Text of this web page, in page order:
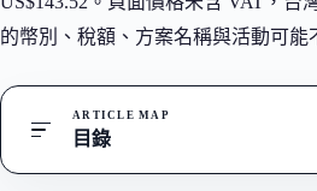
的幣別、稅額、方案名稱與活動可能
ARTICLE MAP
目錄